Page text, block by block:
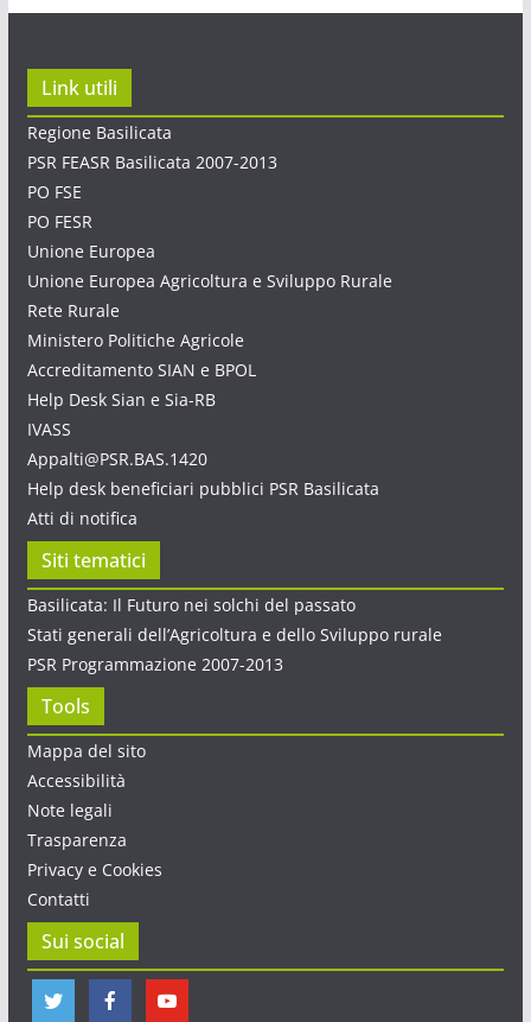
Link utili
Regione Basilicata
PSR FEASR Basilicata 2007-2013
PO FSE
PO FESR
Unione Europea
Unione Europea Agricoltura e Sviluppo Rurale
Rete Rurale
Ministero Politiche Agricole
Accreditamento SIAN e BPOL
Help Desk Sian e Sia-RB
IVASS
Appalti@PSR.BAS.1420
Help desk beneficiari pubblici PSR Basilicata
Atti di notifica
Siti tematici
Basilicata: Il Futuro nei solchi del passato
Stati generali dell’Agricoltura e dello Sviluppo rurale
PSR Programmazione 2007-2013
Tools
Mappa del sito
Accessibilità
Note legali
Trasparenza
Privacy e Cookies
Contatti
Sui social